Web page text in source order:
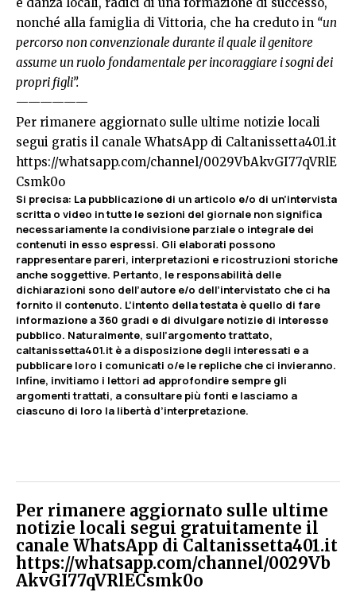
nonché alla famiglia di Vittoria, che ha creduto in “un
percorso non convenzionale durante il quale il genitore
assume un ruolo fondamentale per incoraggiare i sogni dei
propri figli”.
——————
Per rimanere aggiornato sulle ultime notizie locali
segui gratis il canale WhatsApp di Caltanissetta401.it
https://whatsapp.com/channel/0029VbAkvGI77qVRlE
Csmk0o
Si precisa: La pubblicazione di un articolo e/o di un’intervista
scritta o video in tutte le sezioni del giornale non significa
necessariamente la condivisione parziale o integrale dei
contenuti in esso espressi. Gli elaborati possono
rappresentare pareri, interpretazioni e ricostruzioni storiche
anche soggettive. Pertanto, le responsabilità delle
dichiarazioni sono dell’autore e/o dell’intervistato che ci ha
fornito il contenuto. L’intento della testata è quello di fare
informazione a 360 gradi e di divulgare notizie di interesse
pubblico. Naturalmente, sull’argomento trattato,
caltanissetta401.it è a disposizione degli interessati e a
pubblicare loro i comunicati o/e le repliche che ci invieranno.
Infine, invitiamo i lettori ad approfondire sempre gli
argomenti trattati, a consultare più fonti e lasciamo a
ciascuno di loro la libertà d’interpretazione.
Per rimanere aggiornato sulle ultime
notizie locali segui gratuitamente il
canale WhatsApp di Caltanissetta401.it
https://whatsapp.com/channel/0029Vb
AkvGI77qVRlECsmk0o